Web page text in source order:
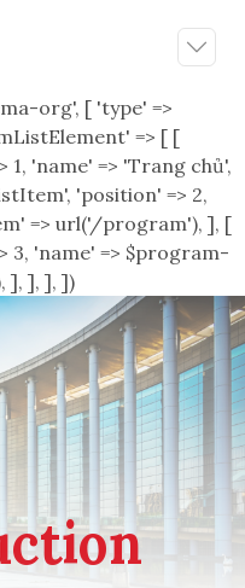
org', [ 'type' =>
=> [ [
1, 'name' => 'Trang chủ',
'position' => 2,
=> url('/program'), ], [
3, 'name' => $program-
], ], ], ])